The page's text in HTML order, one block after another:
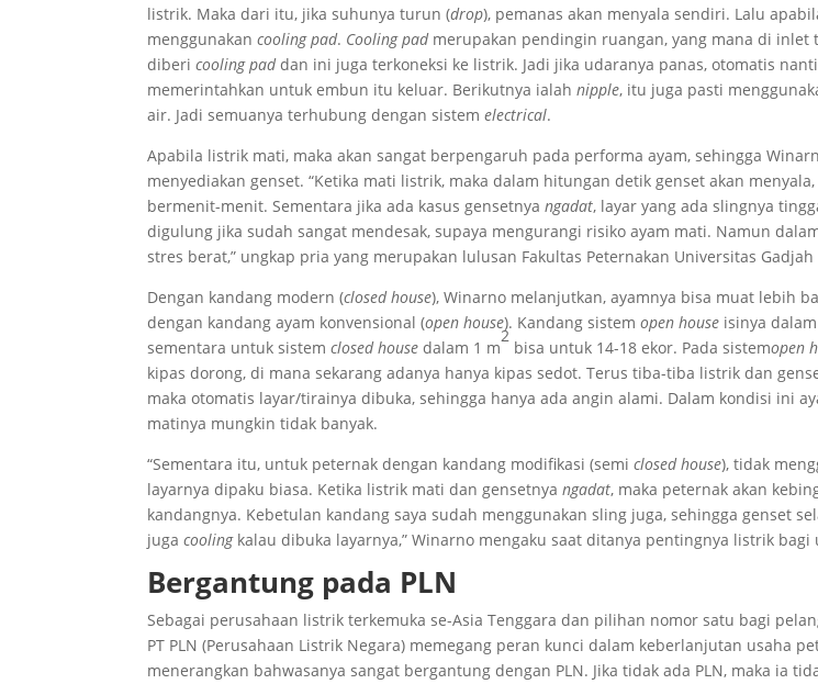
listrik. Maka dari itu, jika suhunya turun (drop), pemanas akan menyala sendiri. Lalu
menggunakancooling pad. Cooling pad merupakan pendingin ruangan, yang mana di inlet
dibericooling paddan ini juga terkoneksi ke listrik. Jadi jika udaranya panas, otomatis
memerintahkan untuk embun itu keluar. Berikutnya ialahnipple, itu juga pasti
air. Jadi semuanya terhubung dengan sistemelectrical.
Apabila listrik mati, maka akan sangat berpengaruh pada performa ayam, sehingga
menyediakan genset. “Ketika mati listrik, maka dalam hitungan detik genset akan
bermenit-menit. Sementara jika ada kasus gensetnyangadat, layar yang ada slingnya
digulung jika sudah sangat mendesak, supaya mengurangi risiko ayam mati. Namun
stres berat,” ungkap pria yang merupakan lulusan Fakultas Peternakan Universitas Gadjah
Dengan kandang modern (closed house), Winarno melanjutkan, ayamnya bisa muat lebih
dengan kandang ayam konvensional (open house). Kandang sistemopen house isinya
sementara untuk sistemclosed housedalam 1 m
2
bisa untuk 14-18 ekor. Pada sistemopen
kipas dorong, di mana sekarang adanya hanya kipas sedot. Terus tiba-tiba listrik dan
maka otomatis layar/tirainya dibuka, sehingga hanya ada angin alami. Dalam kondisi ini
matinya mungkin tidak banyak.
“Sementara itu, untuk peternak dengan kandang modifikasi (semiclosed house), tidak
layarnya dipaku biasa. Ketika listrik mati dan gensetnyangadat, maka peternak akan
kandangnya. Kebetulan kandang saya sudah menggunakan sling juga, sehingga genset
jugacooling kalau dibuka layarnya,” Winarno mengaku saat ditanya pentingnya listrik
Bergantung pada PLN
Sebagai perusahaan listrik terkemuka se-Asia Tenggara dan pilihan nomor satu bagi
PT PLN (Perusahaan Listrik Negara) memegang peran kunci dalam keberlanjutan usaha
menerangkan bahwasanya sangat bergantung dengan PLN. Jika tidak ada PLN, maka ia